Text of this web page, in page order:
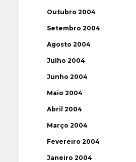
Outubro 2004
Setembro 2004
Agosto 2004
Julho 2004
Junho 2004
Maio 2004
Abril 2004
Março 2004
Fevereiro 2004
Janeiro 2004